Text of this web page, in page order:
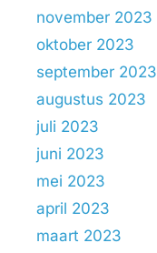
november 2023
oktober 2023
september 2023
augustus 2023
juli 2023
juni 2023
mei 2023
april 2023
maart 2023